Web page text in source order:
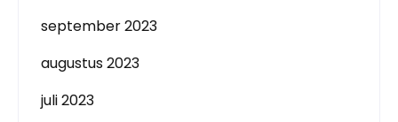
september 2023
augustus 2023
juli 2023